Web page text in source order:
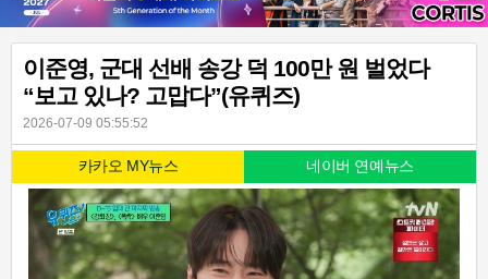
이준영, 군대 선배 송강 덕 100만 원 벌었다
“보고 있나? 고맙다”(유퀴즈)
2026-07-09 05:55:52
카카오 MY뉴스 네이버 연예뉴스